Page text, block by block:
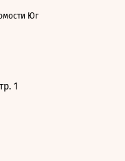
Юг
1